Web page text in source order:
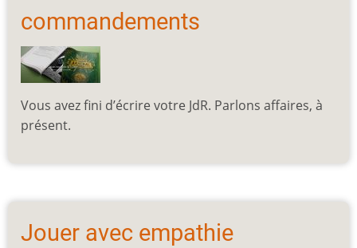
commandements
Vous avez fini d’écrire votre JdR. Parlons affaires, à
présent.
Jouer avec empathie